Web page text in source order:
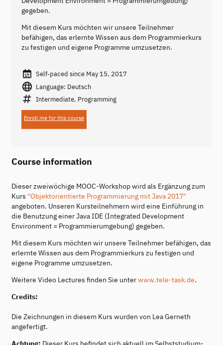
gegeben.
Mit diesem Kurs möchten wir unsere Teilnehmer
befähigen, das erlernte Wissen aus dem Programmierkurs
zu festigen und eigene Programme umzusetzen.
Self-paced since May 15, 2017
Language: Deutsch
Intermediate, Programming
Enroll me for this course
Course information
Dieser zweiwöchige MOOC-Workshop wird als Ergänzung zum
Kurs "Objektorientierte Programmierung mit Java 2017"
angeboten. Unseren Kursteilnehmern wird eine Einführung in
die Benutzung einer Java IDE (Integrated Development
Environment = Programmierumgebung) gegeben.
Mit diesem Kurs möchten wir unsere Teilnehmer befähigen, das
erlernte Wissen aus dem Programmierkurs zu festigen und
eigene Programme umzusetzen.
Weitere Video Lectures finden Sie unterwww.tele-task.de.
Credits:
Die Zeichnungen in diesem Kurs wurden von Lea Gerneth
angefertigt.